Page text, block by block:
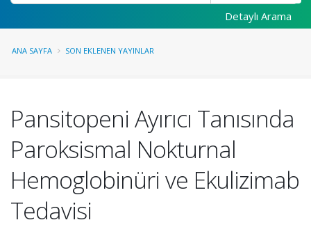
Detaylı Arama
ANA SAYFA SON EKLENEN YAYINLAR
Pansitopeni Ayırıcı Tanısında
Paroksismal Nokturnal
Hemoglobinüri ve Ekulizimab
Tedavisi